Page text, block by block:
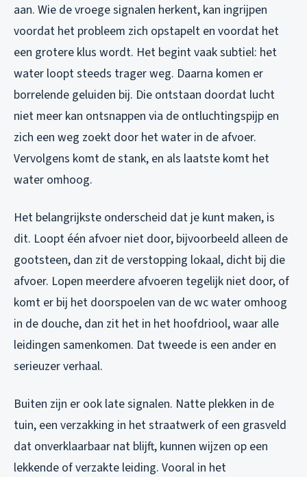
aan. Wie de vroege signalen herkent, kan ingrijpen
voordat het probleem zich opstapelt en voordat het
een grotere klus wordt. Het begint vaak subtiel: het
water loopt steeds trager weg. Daarna komen er
borrelende geluiden bij. Die ontstaan doordat lucht
niet meer kan ontsnappen via de ontluchtingspijp en
zich een weg zoekt door het water in de afvoer.
Vervolgens komt de stank, en als laatste komt het
water omhoog.
Het belangrijkste onderscheid dat je kunt maken, is
dit. Loopt één afvoer niet door, bijvoorbeeld alleen de
gootsteen, dan zit de verstopping lokaal, dicht bij die
afvoer. Lopen meerdere afvoeren tegelijk niet door, of
komt er bij het doorspoelen van de wc water omhoog
in de douche, dan zit het in het hoofdriool, waar alle
leidingen samenkomen. Dat tweede is een ander en
serieuzer verhaal.
Buiten zijn er ook late signalen. Natte plekken in de
tuin, een verzakking in het straatwerk of een grasveld
dat onverklaarbaar nat blijft, kunnen wijzen op een
lekkende of verzakte leiding. Vooral in het